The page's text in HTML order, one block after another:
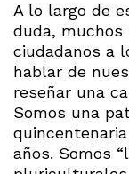
A lo largo de
duda, muchos
ciudadanos a
hablar de
reseñar una
Somos una
años. Somos